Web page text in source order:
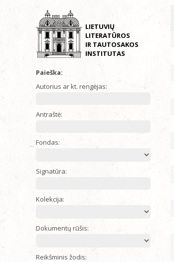
LIETUVIŲ
LITERATŪROS
IR TAUTOSAKOS
INSTITUTAS
Paieška:
Autorius ar kt. rengėjas:
Antraštė:
Fondas:
Signatūra:
Kolekcija:
Dokumentų rūšis:
Reikšminis žodis: